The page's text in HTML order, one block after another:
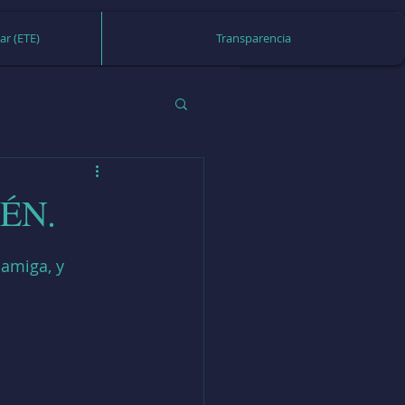
(ETE) Transparencia
y